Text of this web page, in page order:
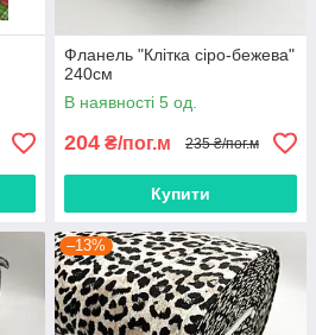
Фланель "Клітка сіро-бежева"
240см
В наявності 5 од.
204 ₴/пог.м 235 ₴/пог.м
Купити
–13%